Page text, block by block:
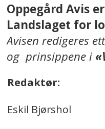
Oppegård Avis
Landslaget for
Avisen redigeres
og prinsippene i
Redaktør:
Eskil Bjørshol